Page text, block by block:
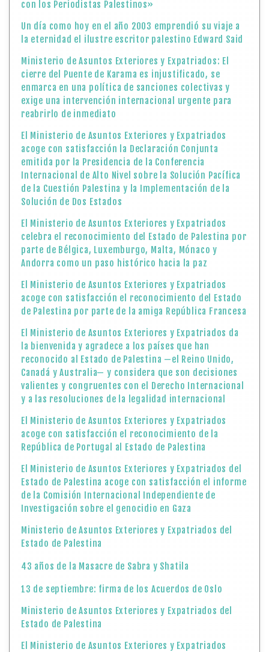
con los Periodistas Palestinos»
Un día como hoy en el año 2003 emprendió su viaje a
la eternidad el ilustre escritor palestino Edward Said
Ministerio de Asuntos Exteriores y Expatriados: El
cierre del Puente de Karama es injustificado, se
enmarca en una política de sanciones colectivas y
exige una intervención internacional urgente para
reabrirlo de inmediato
El Ministerio de Asuntos Exteriores y Expatriados
acoge con satisfacción la Declaración Conjunta
emitida por la Presidencia de la Conferencia
Internacional de Alto Nivel sobre la Solución Pacífica
de la Cuestión Palestina y la Implementación de la
Solución de Dos Estados
El Ministerio de Asuntos Exteriores y Expatriados
celebra el reconocimiento del Estado de Palestina por
parte de Bélgica, Luxemburgo, Malta, Mónaco y
Andorra como un paso histórico hacia la paz
El Ministerio de Asuntos Exteriores y Expatriados
acoge con satisfacción el reconocimiento del Estado
de Palestina por parte de la amiga República Francesa
El Ministerio de Asuntos Exteriores y Expatriados da
la bienvenida y agradece a los países que han
reconocido al Estado de Palestina —el Reino Unido,
Canadá y Australia— y considera que son decisiones
valientes y congruentes con el Derecho Internacional
y a las resoluciones de la legalidad internacional
El Ministerio de Asuntos Exteriores y Expatriados
acoge con satisfacción el reconocimiento de la
República de Portugal al Estado de Palestina
El Ministerio de Asuntos Exteriores y Expatriados del
Estado de Palestina acoge con satisfacción el informe
de la Comisión Internacional Independiente de
Investigación sobre el genocidio en Gaza
Ministerio de Asuntos Exteriores y Expatriados del
Estado de Palestina
43 años de la Masacre de Sabra y Shatila
13 de septiembre: firma de los Acuerdos de Oslo
Ministerio de Asuntos Exteriores y Expatriados del
Estado de Palestina
El Ministerio de Asuntos Exteriores y Expatriados